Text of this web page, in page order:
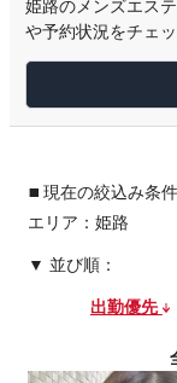
姫路のメンズエス
や予約状況をチェッ
▪ 現在の絞込み条件
エリア：姫路
並び順：
出勤優先